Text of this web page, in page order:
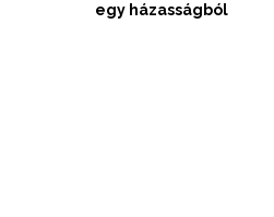
egy házasságból